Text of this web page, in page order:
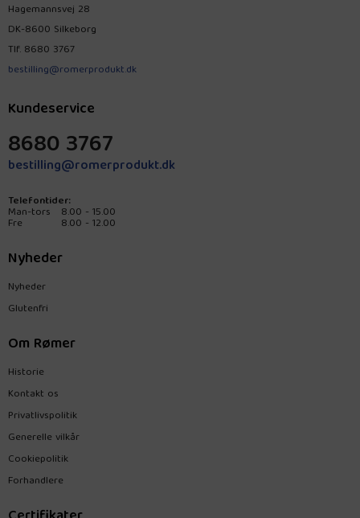
Hagemannsvej 28
DK-8600 Silkeborg
Tlf. 8680 3767
bestilling@romerprodukt.dk
Kundeservice
8680 3767
bestilling@romerprodukt.dk
Telefontider:
Man-tors 8.00 - 15.00
Fre 8.00 - 12.00
Nyheder
Nyheder
Glutenfri
Om Rømer
Historie
Kontakt os
Privatlivspolitik
Generelle vilkår
Cookiepolitik
Forhandlere